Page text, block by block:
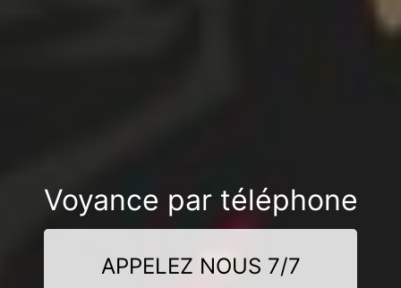
Voyance par téléphone
APPELEZ NOUS 7/7